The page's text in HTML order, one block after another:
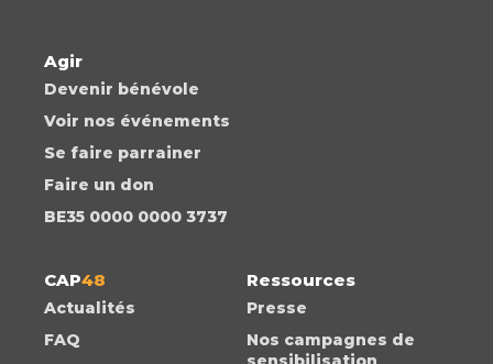
Agir
Devenir bénévole
Voir nos événements
Se faire parrainer
Faire un don
BE35 0000 0000 3737
CAP48
Actualités
FAQ
Ressources
Presse
Nos campagnes de